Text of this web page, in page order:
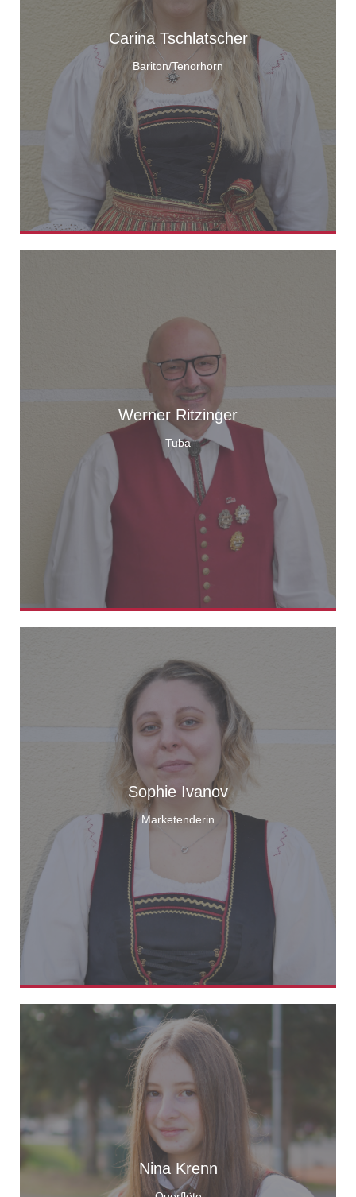
Carina Tschlatscher
Bariton/Tenorhorn
Werner Ritzinger
Tuba
Sophie Ivanov
Marketenderin
Nina Krenn